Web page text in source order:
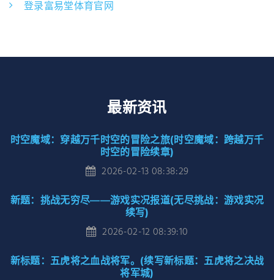
登录富易堂体育官网
最新资讯
时空魔域：穿越万千时空的冒险之旅(时空魔域：跨越万千
时空的冒险续章)
2026-02-13 08:38:29
新题：挑战无穷尽——游戏实况报道(无尽挑战：游戏实况
续写)
2026-02-12 08:39:10
新标题：五虎将之血战将军。(续写新标题：五虎将之决战
将军城)